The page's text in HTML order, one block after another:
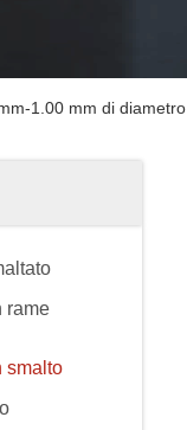
1.00 mm di
rame
smalto